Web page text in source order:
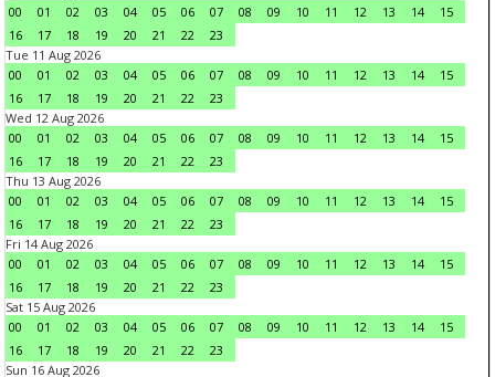
00
01 02 03 04 05 06 07 08 09 10 11 12 13 14
15
16
17 18 19 20 21 22
23
Tue 11 Aug 2026
00
01 02 03 04 05 06 07 08 09 10 11 12 13 14
15
16
17 18 19 20 21 22
23
Wed 12 Aug 2026
00
01 02 03 04 05 06 07 08 09 10 11 12 13 14
15
16
17 18 19 20 21 22
23
Thu 13 Aug 2026
00
01 02 03 04 05 06 07 08 09 10 11 12 13 14
15
16
17 18 19 20 21 22
23
Fri 14 Aug 2026
00
01 02 03 04 05 06 07 08 09 10 11 12 13 14
15
16
17 18 19 20 21 22
23
Sat 15 Aug 2026
00
01 02 03 04 05 06 07 08 09 10 11 12 13 14
15
16
17 18 19 20 21 22
23
Sun 16 Aug 2026